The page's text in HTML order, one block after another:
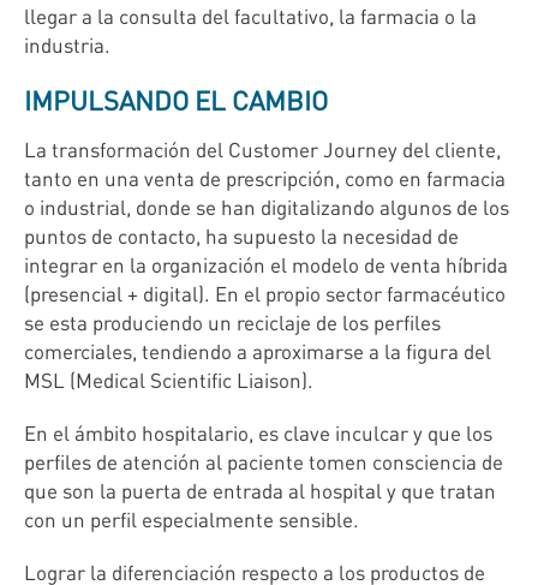
llegar a la consulta del facultativo, la farmacia o la
industria.
IMPULSANDO EL CAMBIO
La transformación del Customer Journey del cliente,
tanto en una venta de prescripción, como en farmacia
o industrial, donde se han digitalizando algunos de los
puntos de contacto, ha supuesto la necesidad de
integrar en la organización el modelo de venta híbrida
(presencial + digital). En el propio sector farmacéutico
se esta produciendo un reciclaje de los perfiles
comerciales, tendiendo a aproximarse a la figura del
MSL (Medical Scientific Liaison).
En el ámbito hospitalario, es clave inculcar y que los
perfiles de atención al paciente tomen consciencia de
que son la puerta de entrada al hospital y que tratan
con un perfil especialmente sensible.
Lograr la diferenciación respecto a los productos de